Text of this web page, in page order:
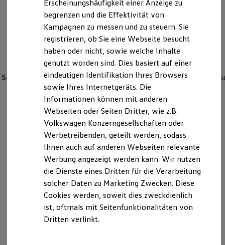
Digitale Extras
Schnittstellen zu Ihrem ID.
Hybridautos
Marke und Erlebnis
Volkswagen R und R Experience
R-Modelle
R Experience
Driving Experience
Volkswagen entdecken
Werkbesichtigung
Lifestyle Shop
T-Roc Kollektion
Golf Kollektion
ID. Kollektion
Volkswagen Kollektion
R-Kollektion
GTI Kollektion
Fußball Drop
we drive football
#wedriveproud
Besitzer und Service
Software Updates
Service und Ersatzteile
Autohaus Wallner Wolnzach
E-Mail schreiben
+49 8442 92490
Service Gebrauchtwagenverkauf Geschäftsführung Teile und
Gerhard Weber
Serviceleiter
Erscheinungshäufigkeit einer Anzeige zu
begrenzen und die Effektivität von
Kampagnen zu messen und zu steuern. Sie
registrieren, ob Sie eine Webseite besucht
haben oder nicht, sowie welche Inhalte
genutzt worden sind. Dies basiert auf einer
eindeutigen Identifikation Ihres Browsers
sowie Ihres Internetgeräts. Die
Informationen können mit anderen
Webseiten oder Seiten Dritter, wie z.B.
Volkswagen Konzerngesellschaften oder
Werbetreibenden, geteilt werden, sodass
Ihnen auch auf anderen Webseiten relevante
Werbung angezeigt werden kann. Wir nutzen
die Dienste eines Dritten für die Verarbeitung
solcher Daten zu Marketing Zwecken. Diese
Cookies werden, soweit dies zweckdienlich
ist, oftmals mit Seitenfunktionalitäten von
Dritten verlinkt.